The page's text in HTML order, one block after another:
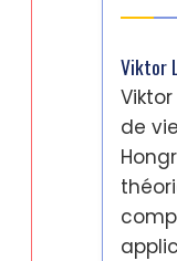
Viktor
de